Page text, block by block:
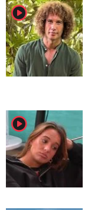
player2
player2